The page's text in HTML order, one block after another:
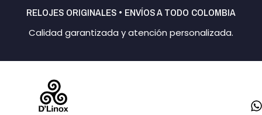
contenido
RELOJES ORIGINALES • ENVÍOS A TODO COLOMBIA
Calidad garantizada y atención personalizada.